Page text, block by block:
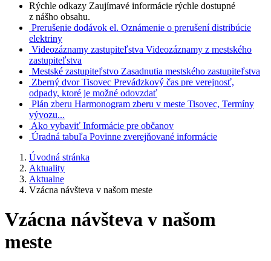
Rýchle odkazy Zaujímavé informácie rýchle dostupné
z nášho obsahu.
Prerušenie dodávok el. Oznámenie o prerušení distribúcie
elektriny
Videozáznamy zastupiteľstva Videozáznamy z mestského
zastupiteľstva
Mestské zastupiteľstvo Zasadnutia mestského zastupiteľstva
Zberný dvor Tisovec Prevádzkový čas pre verejnosť,
odpady, ktoré je možné odovzdať
Plán zberu Harmonogram zberu v meste Tisovec, Termíny
vývozu...
Ako vybaviť Informácie pre občanov
Úradná tabuľa Povinne zverejňované informácie
Úvodná stránka
Aktuality
Aktualne
Vzácna návšteva v našom meste
Vzácna návšteva v našom
meste